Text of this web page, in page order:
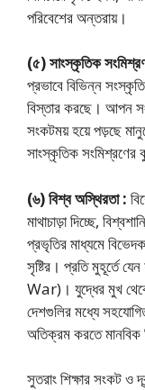
পরিবেশের অন্তরায়।
(৫) সাংস্কৃতিক
প্রভাবে বিভিন্ন
বিস্তার করছে। আপন
সংকটময় হয়ে পড়ছে
সাংস্কৃতিক সংমিশ্রণের
(৬) বিশ্ব অস্থিরতা :
মাথাচাড়া দিচ্ছে,
প্রভৃতির মাধ্যমে
সৃষ্টির। প্রতি মুহূর্তে
War)। যুদ্ধের মুখ থেকে
দেশগুলির মধ্যে
অতিক্রম করতে মানবিক
সুতরাং শিক্ষার সংকট ও